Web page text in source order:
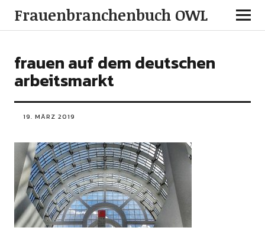
Frauenbranchenbuch OWL
frauen auf dem deutschen
arbeitsmarkt
19. MÄRZ 2019